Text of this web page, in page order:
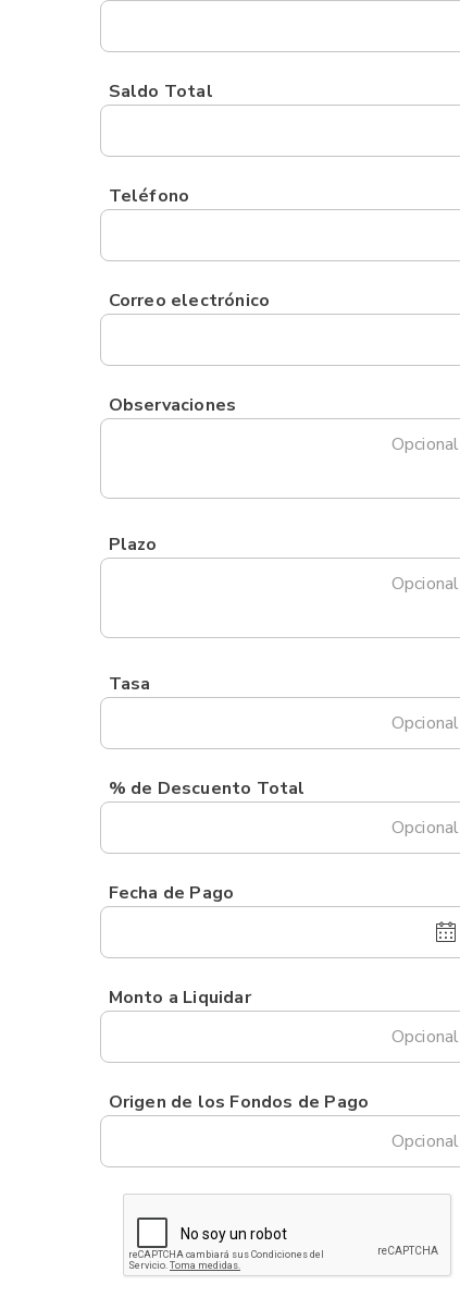
Saldo Total
Teléfono
Correo electrónico
Observaciones
Opcional
Plazo
Opcional
Tasa
Opcional
% de Descuento Total
Opcional
Fecha de Pago
Monto a Liquidar
Opcional
Origen de los Fondos de Pago
Opcional